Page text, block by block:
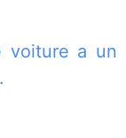
voiture a un